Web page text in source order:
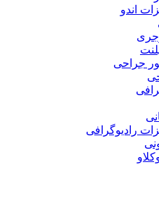
اندو
جراحی
رادیوگرافی